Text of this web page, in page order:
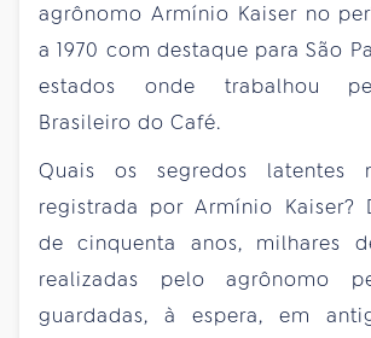
agrônomo Armínio Kaiser no
a 1970 com destaque para São
estados onde trabalhou
Brasileiro do Café.
Quais os segredos latentes
registrada por Armínio Kaiser?
de cinquenta anos, milhares
realizadas pelo agrônomo
guardadas, à espera, em